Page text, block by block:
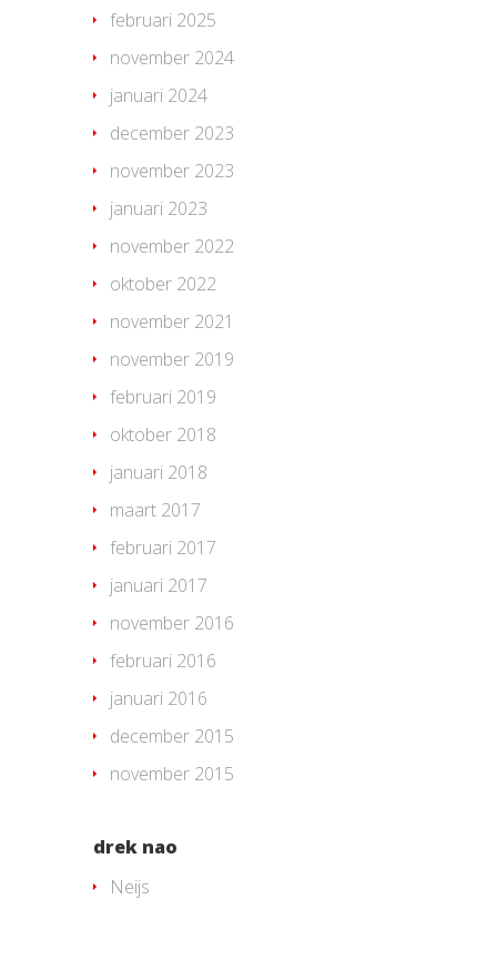
februari 2025
november 2024
januari 2024
december 2023
november 2023
januari 2023
november 2022
oktober 2022
november 2021
november 2019
februari 2019
oktober 2018
januari 2018
maart 2017
februari 2017
januari 2017
november 2016
februari 2016
januari 2016
december 2015
november 2015
drek nao
Neijs